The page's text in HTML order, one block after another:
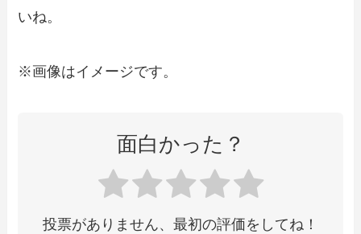
いね。
※画像はイメージです。
面白かった？
投票がありません、最初の評価をしてね！